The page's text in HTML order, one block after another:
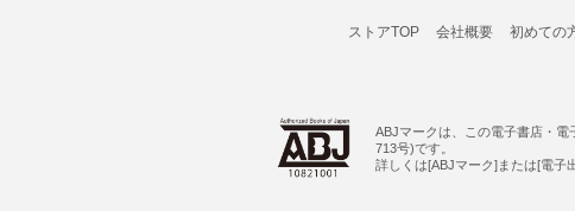
ストアTOP 会社概要 初めての
ABJマークは、この電子書店・
713号)です。
詳しくは[ABJマーク]または[電子